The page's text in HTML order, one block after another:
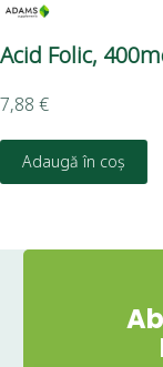
Acid Folic,
7,88 €
Adaugă în coș